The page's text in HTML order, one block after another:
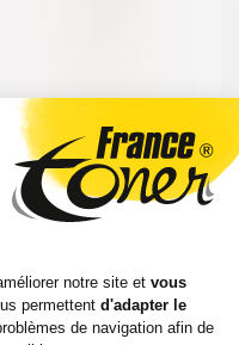
générique
- 4
Voir le produit